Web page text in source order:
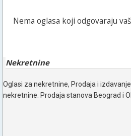
Nema oglasa koji odgovaraju
Nekretnine
Oglasi za nekretnine, Prodaja i
nekretnine. Prodaja stanova Beograd i